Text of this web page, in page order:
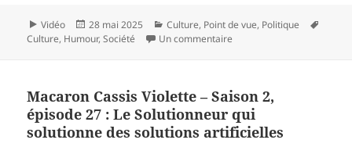
Format
Vidéo
Publié
le
28 mai 2025 Catégories
Culture, Point de vue, Politique
Culture, Humour,Société Un commentaire
Macaron Cassis Violette – Saison 2,
épisode 27 : Le Solutionneur qui
solutionne des solutions artificielles